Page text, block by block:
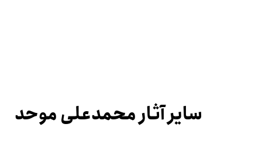
سایر آثار محمدعلی موحد